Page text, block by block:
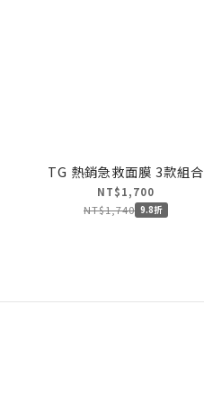
TG 熱銷急救面膜 3款組合
NT$1,700
NT$1,740 9.8折